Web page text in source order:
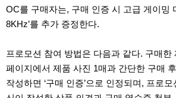
OC를 구매자는, 구매 인증 시 고급 게이밍
8KHz’를 추가 증정한다.
프로모션 참여 방법은 다음과 같다. 구매한
페이지에서 제품 사진 1매과 간단한 구매
작성하면 ‘구매 인증’으로 인정되며, 프로